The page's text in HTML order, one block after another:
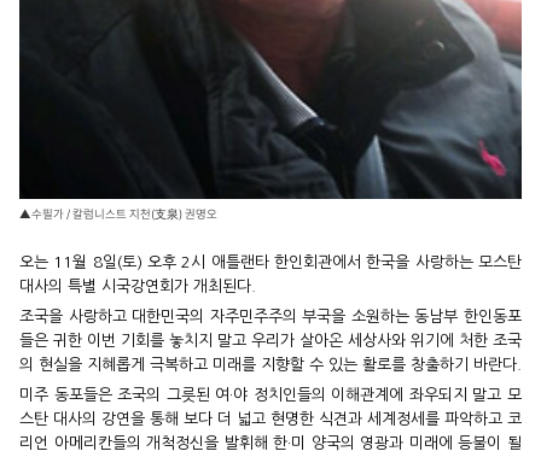
▲수필가 / 칼럼니스트 지천(支泉) 권명오
오는 11월 8일(토) 오후 2시 애틀랜타 한인회관에서 한국을 사랑하는 모스탄
대사의 특별 시국강연회가 개최된다.
조국을 사랑하고 대한민국의 자주민주주의 부국을 소원하는 동남부 한인동포
들은 귀한 이번 기회를 놓치지 말고 우리가 살아온 세상사와 위기에 처한 조국
의 현실을 지혜롭게 극복하고 미래를 지향할 수 있는 활로를 창출하기 바란다.
미주 동포들은 조국의 그릇된 여·야 정치인들의 이해관계에 좌우되지 말고 모
스탄 대사의 강연을 통해 보다 더 넓고 현명한 식견과 세계정세를 파악하고 코
리언 아메리칸들의 개척정신을 발휘해 한·미 양국의 영광과 미래에 등불이 될